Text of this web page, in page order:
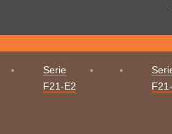
Serie
F21-E2